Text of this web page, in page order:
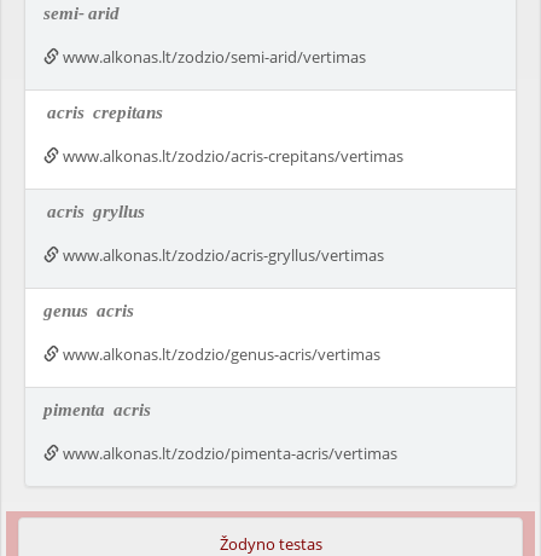
semi-arid
www.alkonas.lt/zodzio/semi-arid/vertimas
acris crepitans
www.alkonas.lt/zodzio/acris-crepitans/vertimas
acris gryllus
www.alkonas.lt/zodzio/acris-gryllus/vertimas
genus acris
www.alkonas.lt/zodzio/genus-acris/vertimas
pimenta acris
www.alkonas.lt/zodzio/pimenta-acris/vertimas
Žodyno testas